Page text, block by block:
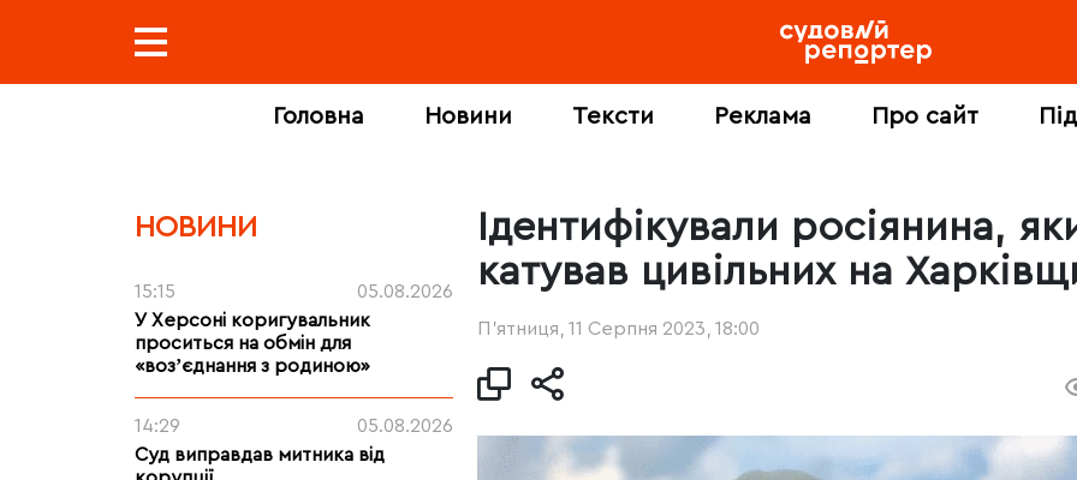
Головна Новини Тексти Реклама Про сайт
НОВИНИ
15:15
05.08.2026
У Херсоні коригувальник
проситься на обмін для
«возʼєднання з родиною»
14:29
05.08.2026
Суд виправдав митника від
Ідентифікували росіянина,
катував цивільних на
П’ятниця, 11 Серпня 2023, 18:00